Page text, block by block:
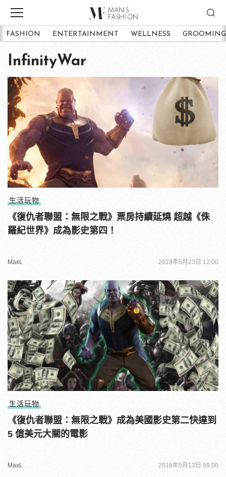
FASHION ENTERTAINMENT WELLNESS GROOMING
InfinityWar
生活玩物
《復仇者聯盟：無限之戰》票房持續延燒 超越《侏
羅紀世界》成為影史第四！
MaxL 2018年5月23日 12:00
生活玩物
《復仇者聯盟：無限之戰》成為美國影史第二快達到
5 億美元大關的電影
MaxL 2018年5月13日 09:00